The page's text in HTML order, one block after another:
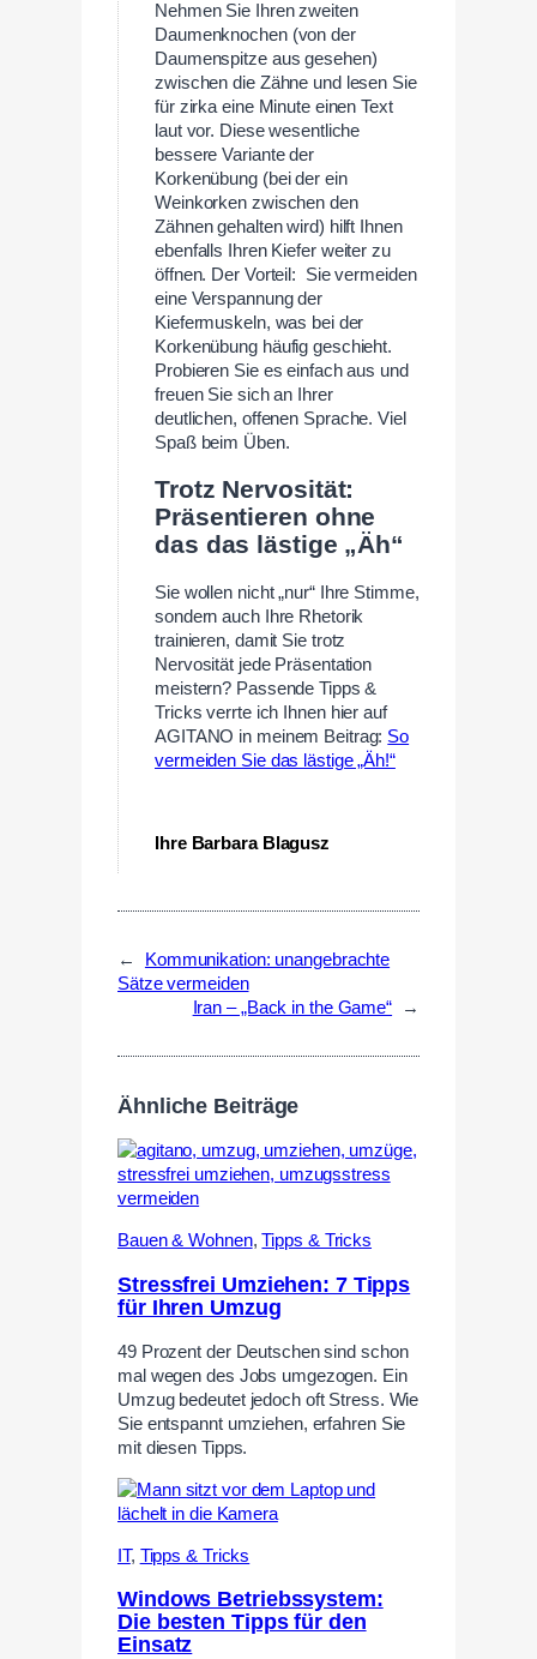
Nehmen Sie Ihren zweiten
Daumenknochen (von der
Daumenspitze aus gesehen)
zwischen die Zähne und lesen Sie
für zirka eine Minute einen Text
laut vor. Diese wesentliche
bessere Variante der
Korkenübung (bei der ein
Weinkorken zwischen den
Zähnen gehalten wird) hilft Ihnen
ebenfalls Ihren Kiefer weiter zu
öffnen. Der Vorteil: Sie vermeiden
eine Verspannung der
Kiefermuskeln, was bei der
Korkenübung häufig geschieht.
Probieren Sie es einfach aus und
freuen Sie sich an Ihrer
deutlichen, offenen Sprache. Viel
Spaß beim Üben.
Trotz Nervosität:
Präsentieren ohne
das das lästige „Äh“
Sie wollen nicht „nur“ Ihre Stimme,
sondern auch Ihre Rhetorik
trainieren, damit Sie trotz
Nervosität jede Präsentation
meistern? Passende Tipps &
Tricks verrte ich Ihnen hier auf
AGITANO in meinem Beitrag: So
vermeiden Sie das lästige „Äh!“
Ihre Barbara Blagusz
←
Kommunikation: unangebrachte
Sätze vermeiden
Iran – „Back in the Game“
→
Ähnliche Beiträge
Bauen & Wohnen,Tipps & Tricks
Stressfrei Umziehen: 7 Tipps
für Ihren Umzug
49 Prozent der Deutschen sind schon
mal wegen des Jobs umgezogen. Ein
Umzug bedeutet jedoch oft Stress. Wie
Sie entspannt umziehen, erfahren Sie
mit diesen Tipps.
IT, Tipps & Tricks
Windows Betriebssystem:
Die besten Tipps für den
Einsatz